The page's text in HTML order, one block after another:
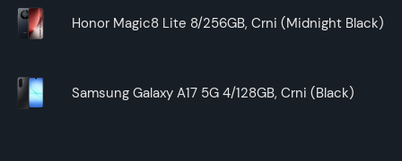
Honor Magic8 Lite 8/256GB, Crni (Midnight Black)
Samsung Galaxy A17 5G 4/128GB, Crni (Black)